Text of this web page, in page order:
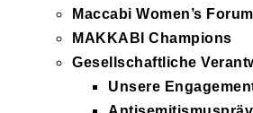
Maccabi Women’s Forum
MAKKABI Champions
Gesellschaftliche
Unsere